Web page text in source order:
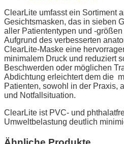
ClearLite umfasst ein Sortiment
Gesichtsmasken, das in sieben
aller Patiententypen und -
Aufgrund des verbesserten
ClearLite-Maske eine
minimalem Druck und reduziert
Beschwerden oder möglichen
Abdichtung erleichtert dem die
Patienten, sowohl in der Praxis,
und Notfallsituation.
ClearLite ist PVC- und
Umweltbelastung deutlich